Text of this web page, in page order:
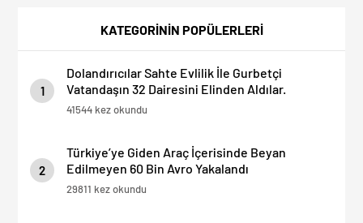
KATEGORİNİN POPÜLERLERİ
1
Dolandırıcılar Sahte Evlilik İle Gurbetçi
Vatandaşın 32 Dairesini Elinden Aldılar.
41544 kez okundu
2
Türkiye’ye Giden Araç İçerisinde Beyan
Edilmeyen 60 Bin Avro Yakalandı
29811 kez okundu
“Hesabınızı Mutlaka Kontrol
Dışına Çıkamıyor!